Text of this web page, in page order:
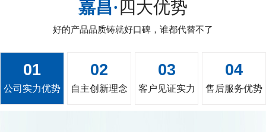
嘉昌·四大优势
好的产品品质铸就好口碑，谁都代替不了
01
公司实力优势
02
自主创新理念
03
客户见证实力
04
售后服务优势